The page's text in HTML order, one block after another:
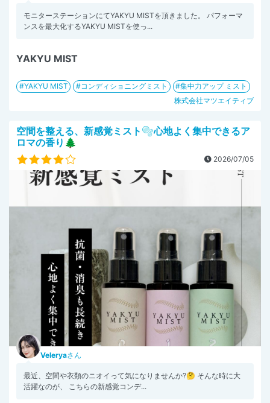
モニターステーションにてYAKYU MISTを頂きました。 パフォーマ
ンスを最大化するYAKYU MISTを使っ...
YAKYU MIST
YAKYU MIST コンディショニングミスト
集中力アップ ミスト
株式会社マツエイティブ
空間を整える、新感覚ミスト🫧心地よく集中できるア
ロマの香り🌲
2026/07/05
Veleryaさん
最近、空間や衣類のニオイって気になりませんか?🤔 そんな時に大
活躍なのが、 こちらの新感覚コンデ...